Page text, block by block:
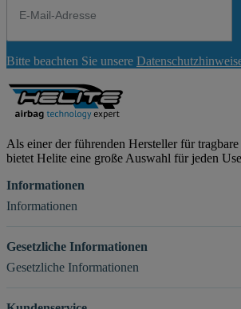
Abonnieren
Bitte beachten Sie unsere
Als einer der führenden Hersteller für
bietet Helite eine große Auswahl für jeden
Informationen
Informationen
Gesetzliche Informationen
Gesetzliche Informationen